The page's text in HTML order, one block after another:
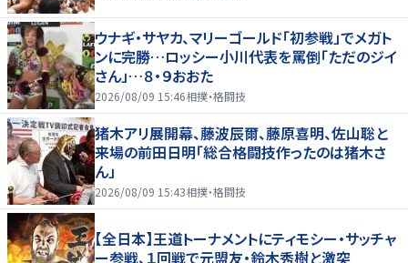
ウナギ・サヤカ、マリーゴールド「初参戦」でメガト
ンに完勝…ロッシー小川代表を罵倒「ただのジイ
さん」…８・９おおた
2026/08/09 15:46相撲・格闘技
猪木アリ展開幕、藤波辰爾、藤原喜明、佐山聡と
来場の前田日明「総合格闘技作ったのは猪木さ
ん」
2026/08/09 15:43相撲・格闘技
【全日本】王道トーナメントにティモシー・サッチャ
ー参戦、１回戦で元盟友・鈴木秀樹と激突